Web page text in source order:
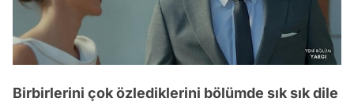
Birbirlerini çok özlediklerini bölümde sık sık dile